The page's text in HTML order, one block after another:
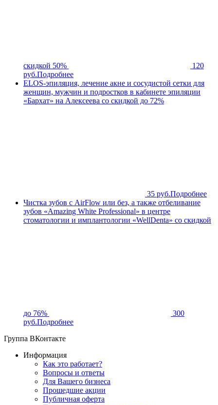
скидкой 50%
120
руб.Подробнее
ELOS-эпиляция, лечение акне и сосудистой сетки для
женщин, мужчин и подростков в кабинете эпиляции
«Бархат» на Алексеева со скидкой до 72%
35 руб.Подробнее
Чистка зубов с AirFlow или без, а также отбеливание
зубов «Amazing White Professional» в центре
стоматологии и имплантологии «WellDenta» со скидкой
до 76%
300
руб.Подробнее
Группа ВКонтакте
Информация
Как это работает?
Вопросы и ответы
Для Вашего бизнеса
Прошедшие акции
Публичная оферта